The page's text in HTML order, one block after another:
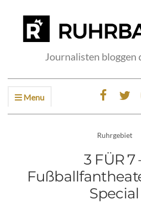
Journalisten bloggen
Menu
Ruhrgebiet
3 FÜR 7
Special